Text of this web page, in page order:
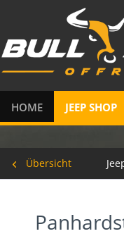
HOME JEEP SHOP
Übersicht